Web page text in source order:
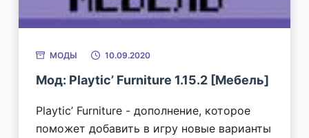
МОДЫ 10.09.2020
Мод: Playtic’ Furniture 1.15.2 [Мебель]
Playtic’ Furniture - дополнение, которое
поможет добавить в игру новые варианты